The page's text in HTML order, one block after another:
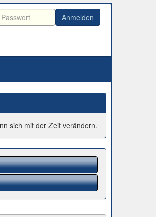
sich mit der Zeit verändern.